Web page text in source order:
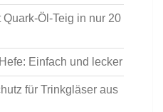
Öl-Teig in nur 20
Einfach und lecker
für Trinkgläser aus